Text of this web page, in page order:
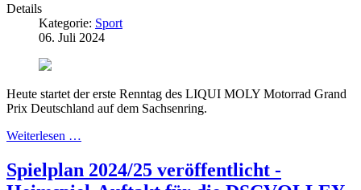
Details
Kategorie: Sport
06. Juli 2024
Heute startet der erste Renntag des LIQUI MOLY Motorrad Grand
Prix Deutschland auf dem Sachsenring.
Weiterlesen …
Spielplan 2024/25 veröffentlicht -